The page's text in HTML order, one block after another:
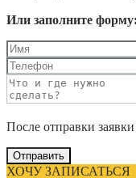
Или заполните форму:
После отправки
Отправить
ХОЧУ ЗАПИСАТЬСЯ